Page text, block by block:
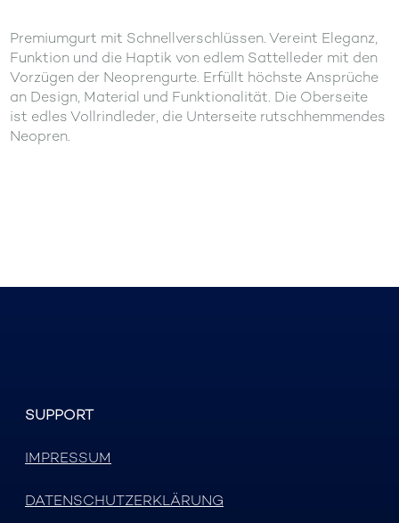
Premiumgurt mit Schnellverschlüssen. Vereint Eleganz,
Funktion und die Haptik von edlem Sattelleder mit den
Vorzügen der Neoprengurte. Erfüllt höchste Ansprüche
an Design, Material und Funktionalität. Die Oberseite
ist edles Vollrindleder, die Unterseite rutschhemmendes
Neopren.
SUPPORT
IMPRESSUM
DATENSCHUTZERKLÄRUNG